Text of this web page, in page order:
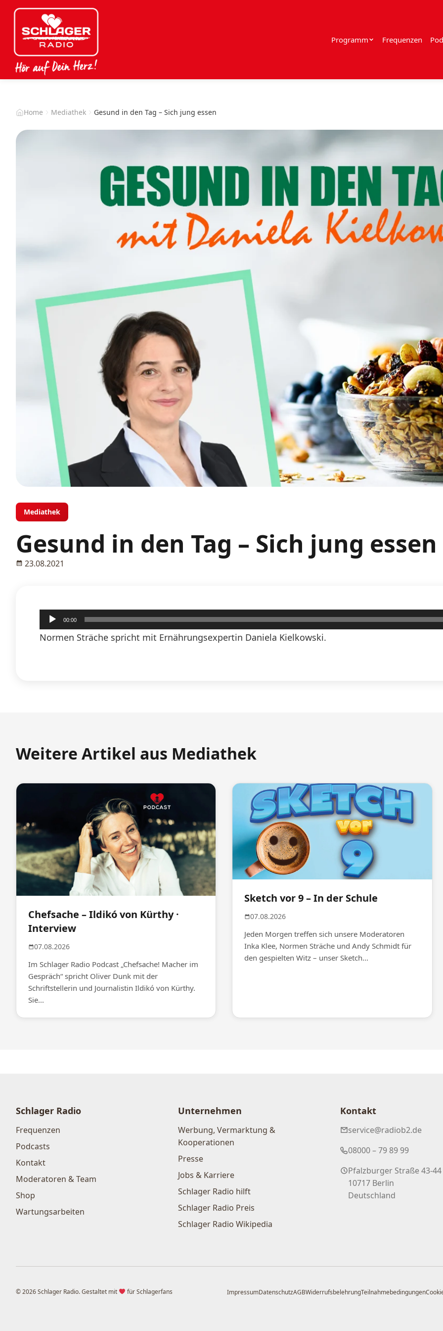
Programm Frequenzen
Home Mediathek Gesund in den Tag – Sich jung essen
Mediathek
Gesund in den Tag – Sich jung essen
23.08.2021
Audio-
Player
00:00
Normen Sträche spricht mit Ernährungsexpertin Daniela Kielkowski.
Weitere Artikel aus Mediathek
Chefsache – Ildikó von Kürthy ·
Interview
07.08.2026
Im Schlager Radio Podcast „Chefsache! Macher im
Gespräch“ spricht Oliver Dunk mit der
Schriftstellerin und Journalistin Ildikó von Kürthy.
Sie...
Sketch vor 9 – In der Schule
07.08.2026
Jeden Morgen treffen sich unsere Moderatoren
Inka Klee, Normen Sträche und Andy Schmidt für
den gespielten Witz – unser Sketch...
Schlager Radio
Frequenzen
Podcasts
Kontakt
Moderatoren & Team
Shop
Wartungsarbeiten
Unternehmen
Werbung, Vermarktung &
Kooperationen
Presse
Jobs & Karriere
Schlager Radio hilft
Schlager Radio Preis
Schlager Radio Wikipedia
Kontakt
service@radiob2.de
08000 – 79 89 99
Pfalzburger Straße 43-44
10717 Berlin
Deutschland
© 2026 Schlager Radio. Gestaltet mit für Schlagerfans ImpressumDatenschutzAGBWiderrufsbelehrungTeilnahmebedingungen